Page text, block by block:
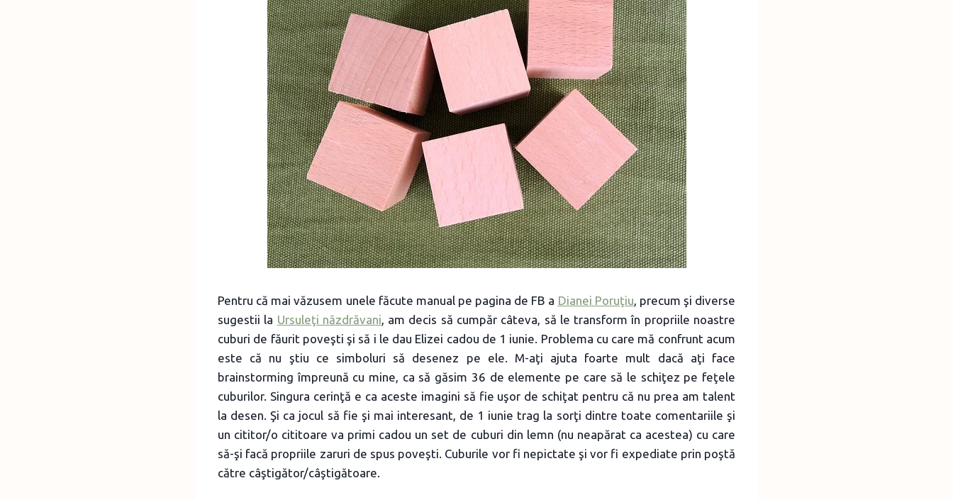
Pentru că mai văzusem unele făcute manual pe pagina de FB a Dianei Poruţiu , precum şi diverse
sugestii la Ursuleţi năzdrăvani , am decis să cumpăr câteva, să le transform în propriile noastre
cuburi de făurit poveşti şi să i le dau Elizei cadou de 1 iunie. Problema cu care mă confrunt acum
este că nu ştiu ce simboluri să desenez pe ele. M-aţi ajuta foarte mult dacă aţi face
brainstorming împreună cu mine, ca să găsim 36 de elemente pe care să le schiţez pe feţele
cuburilor. Singura cerinţă e ca aceste imagini să fie uşor de schiţat pentru că nu prea am talent
la desen. Şi ca jocul să fie şi mai interesant, de 1 iunie trag la sorţi dintre toate comentariile şi
un cititor/o cititoare va primi cadou un set de cuburi din lemn (nu neapărat ca acestea) cu care
să-şi facă propriile zaruri de spus poveşti. Cuburile vor fi nepictate şi vor fi expediate prin poştă
către câştigător/câştigătoare.